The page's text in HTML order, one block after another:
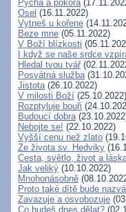
Pýcha a pokora
Osel (16.11.2022)
Vytneš u kořene
Beze mne (05.11.2022)
V Boží blízkosti
I když se naše srdce
Hledal tvou tvář
Posvátná služba
Jistota(26.10.2022)
V milosti Boží (25.10.2022)
Rozptyluje bouři
Budoucí dobra
Nebojte se! (22.10.2022)
Vyšší cenu než zlato
Ze života sv. Hedviky
Cesta, světlo, život a
Jak veliký (10.10.2022)
Mnohonásobně
Proto také dítě bude
Zavazuje a osvobozuje
Co budeš dnes dělat?